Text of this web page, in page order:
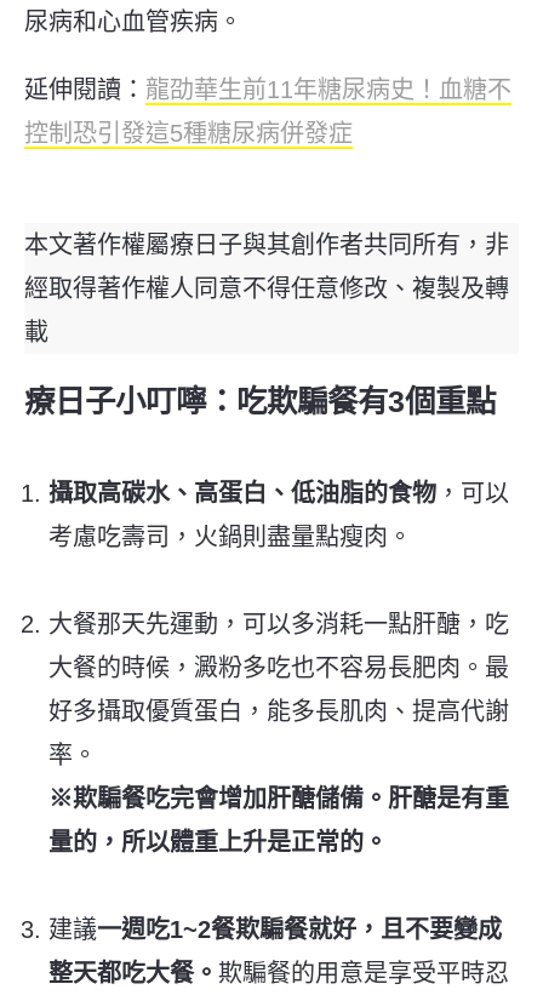
尿病和心血管疾病。
延伸閱讀： 龍劭華生前11年糖尿病史！血糖不
控制恐引發這5種糖尿病併發症
本文著作權屬療日子與其創作者共同所有，非
經取得著作權人同意不得任意修改、複製及轉
載
療日子小叮嚀：吃欺騙餐有3個重點
攝取高碳水、高蛋白、低油脂的食物 ，可以
考慮吃壽司，火鍋則盡量點瘦肉。
大餐那天先運動，可以多消耗一點肝醣，吃
大餐的時候，澱粉多吃也不容易長肥肉。最
好多攝取優質蛋白，能多長肌肉、提高代謝
率。
※欺騙餐吃完會增加肝醣儲備。肝醣是有重
量的，所以體重上升是正常的。
建議一週吃1~2餐欺騙餐就好，且不要變成
整天都吃大餐。 欺騙餐的用意是享受平時忍